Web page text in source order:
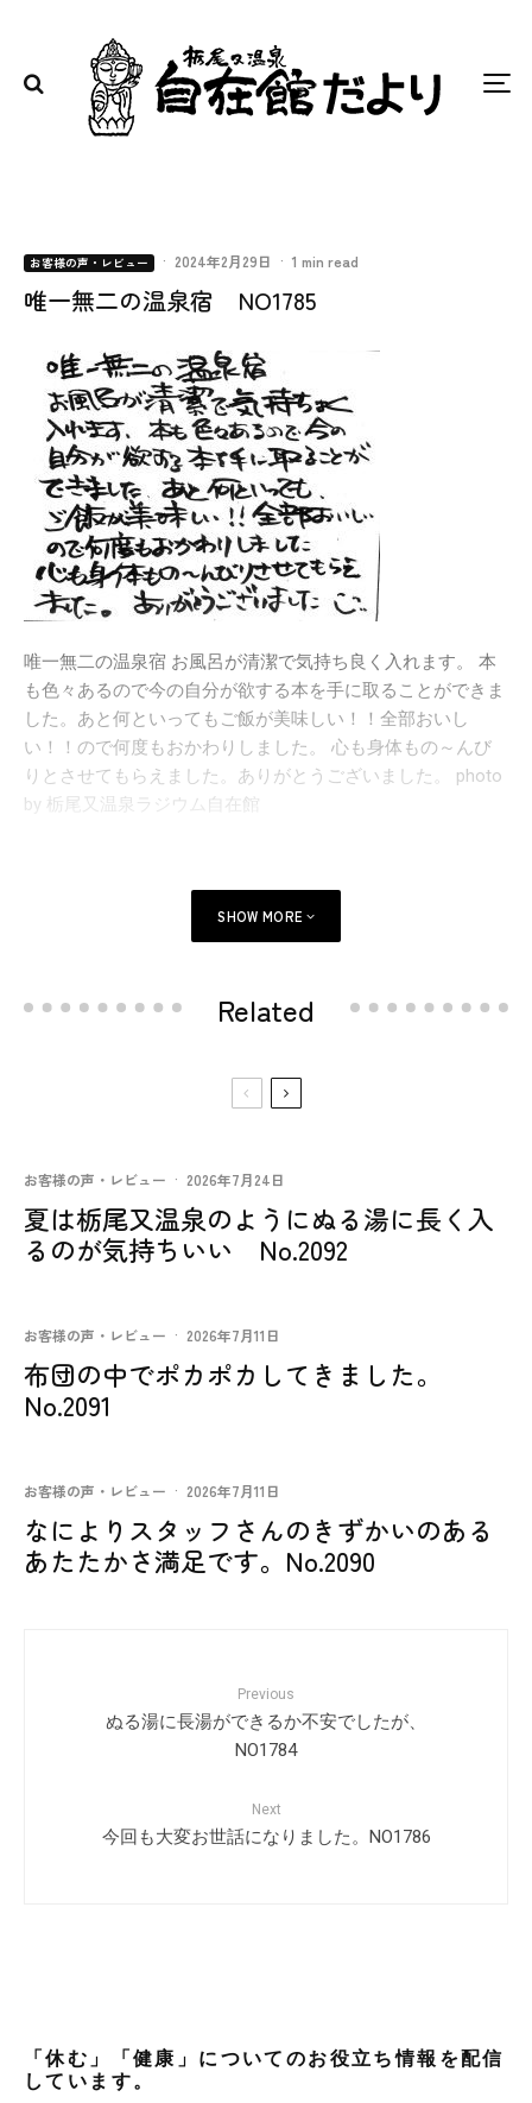
お客様の声・レビュー · 2024年2月29日 · 1 min read
唯一無二の温泉宿 NO1785
唯一無二の温泉宿 お風呂が清潔で気持ち良く入れます。 本
も色々あるので今の自分が欲する本を手に取ることができま
した。あと何といってもご飯が美味しい！！全部おいし
い！！ので何度もおかわりしました。 心も身体もの～んび
りとさせてもらえました。ありがとうございました。 photo
by 栃尾又温泉ラジウム自在館
SHOW MORE
Related
お客様の声・レビュー · 2026年7月24日
夏は栃尾又温泉のようにぬる湯に長く入
るのが気持ちいい No.2092
お客様の声・レビュー · 2026年7月11日
布団の中でポカポカしてきました。
No.2091
お客様の声・レビュー · 2026年7月11日
なによりスタッフさんのきずかいのある
あたたかさ満足です。No.2090
Previous
ぬる湯に長湯ができるか不安でしたが、
NO1784
Next
今回も大変お世話になりました。NO1786
「休む」「健康」についてのお役立ち情報を配信
しています。